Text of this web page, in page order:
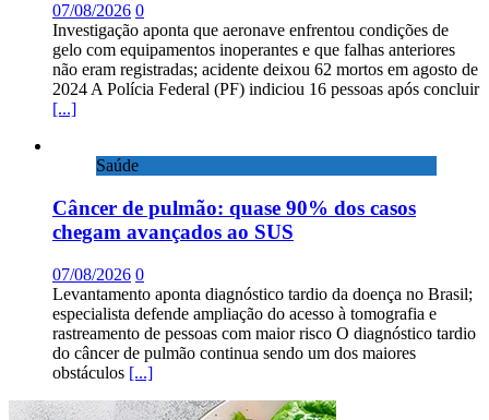
07/08/2026 0
Investigação aponta que aeronave enfrentou condições de
gelo com equipamentos inoperantes e que falhas anteriores
não eram registradas; acidente deixou 62 mortos em agosto de
2024 A Polícia Federal (PF) indiciou 16 pessoas após concluir
[...]
Saúde
Câncer de pulmão: quase 90% dos casos
chegam avançados ao SUS
07/08/2026 0
Levantamento aponta diagnóstico tardio da doença no Brasil;
especialista defende ampliação do acesso à tomografia e
rastreamento de pessoas com maior risco O diagnóstico tardio
do câncer de pulmão continua sendo um dos maiores
obstáculos [...]